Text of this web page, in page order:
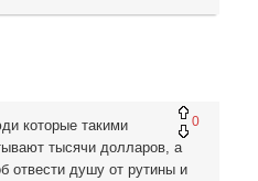
0
которые такими
тысячи долларов, а
отвести душу от рутины и